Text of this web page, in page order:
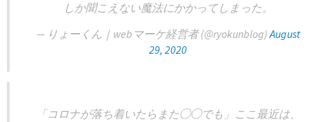
しか聞こえない魔法にかかってしまった。
— りょーくん｜webマーケ経営者 (@ryokunblog)August
29, 2020
「コロナが落ち着いたらまた◯◯でも」ここ最近は、